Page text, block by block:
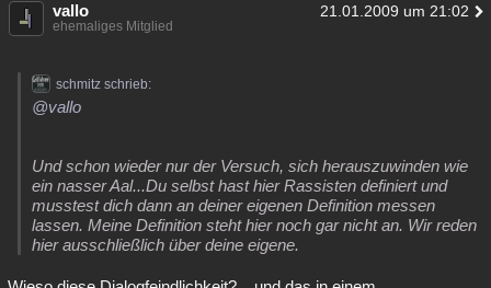
vallo 21.01.2009 um 21:02
ehemaliges Mitglied
schmitz schrieb:
@vallo
Und schon wieder nur der Versuch, sich herauszuwinden wie
ein nasser Aal...Du selbst hast hier Rassisten definiert und
musstest dich dann an deiner eigenen Definition messen
lassen. Meine Definition steht hier noch gar nicht an. Wir reden
hier ausschließlich über deine eigene.